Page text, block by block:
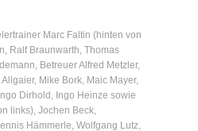
Marc Faltin (hinten von
Ralf Braunwarth, Thomas
Betreuer Alfred Metzler,
Mike Bork, Maic Mayer,
Dirhold, Ingo Heinze sowie
links), Jochen Beck,
Hämmerle, Wolfgang Lutz,